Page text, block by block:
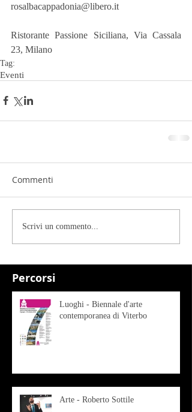
Percorsi
rosalbacappadonia@libero.it
Ristorante Passione Siciliana, Via Cassala
23, Milano
Tag:
Eventi
Commenti
Scrivi un commento...
Luoghi - Biennale d'arte
contemporanea di Viterbo
Arte - Roberto Sottile